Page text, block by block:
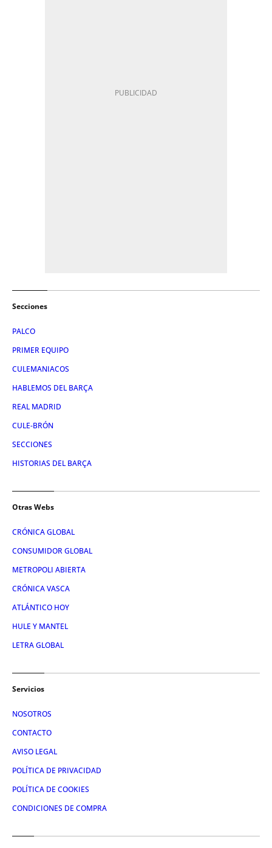
Secciones
PALCO
PRIMER EQUIPO
CULEMANIACOS
HABLEMOS DEL BARÇA
REAL MADRID
CULE-BRÓN
SECCIONES
HISTORIAS DEL BARÇA
Otras Webs
CRÓNICA GLOBAL
CONSUMIDOR GLOBAL
METROPOLI ABIERTA
CRÓNICA VASCA
ATLÁNTICO HOY
HULE Y MANTEL
LETRA GLOBAL
Servicios
NOSOTROS
CONTACTO
AVISO LEGAL
POLÍTICA DE PRIVACIDAD
POLÍTICA DE COOKIES
CONDICIONES DE COMPRA